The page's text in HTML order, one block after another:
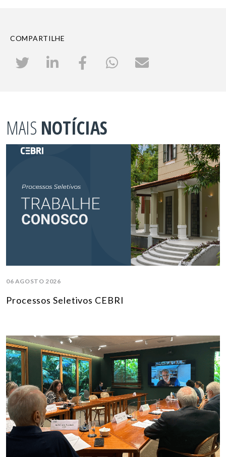
COMPARTILHE
MAIS NOTÍCIAS
06 AGOSTO 2026
Processos Seletivos CEBRI